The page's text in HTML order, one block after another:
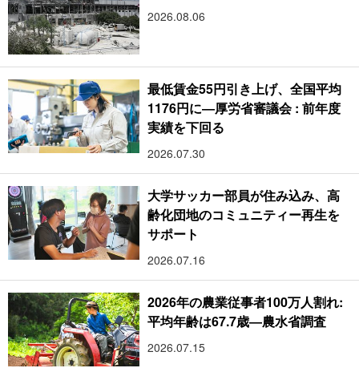
2026.08.06
最低賃金55円引き上げ、全国平均
1176円に―厚労省審議会 : 前年度
実績を下回る
2026.07.30
大学サッカー部員が住み込み、高
齢化団地のコミュニティー再生を
サポート
2026.07.16
2026年の農業従事者100万人割れ:
平均年齢は67.7歳―農水省調査
2026.07.15